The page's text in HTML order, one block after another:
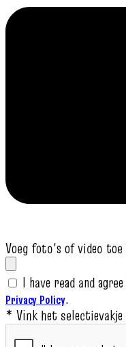
Voeg foto's of video toe
I have read and
Privacy Policy.
* Vink het selectievakje